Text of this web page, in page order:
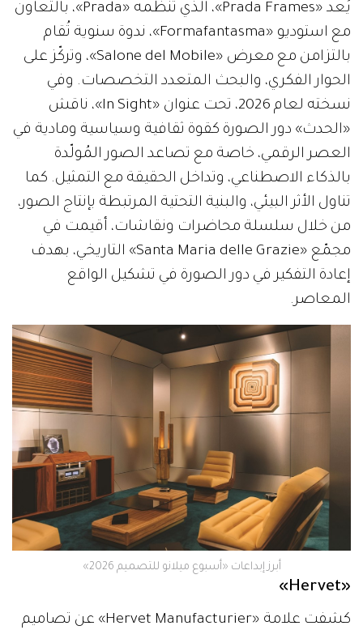
يُعد «Prada Frames»، الذي تنظّمه «Prada»، بالتعاون
مع استوديو «Formafantasma»، ندوة سنوية تُقام
بالتزامن مع معرض «Salone del Mobile»، وتركّز على
الحوار الفكري، والبحث المتعدد التخصصات. وفي
نسخته لعام 2026، تحت عنوان «In Sight»، ناقش
«الحدث» دور الصورة كقوة ثقافية وسياسية ومادية في
العصر الرقمي، خاصة مع تصاعد الصور المُولّدة
بالذكاء الاصطناعي، وتداخل الحقيقة مع التمثيل. كما
تناول الأثر البيئي، والبنية التحتية المرتبطة بإنتاج الصور،
من خلال سلسلة محاضرات ونقاشات، أقيمت في
مجمّع «Santa Maria delle Grazie» التاريخي، بهدف
إعادة التفكير في دور الصورة في تشكيل الواقع
المعاصر.
أبرز إبداعات «أسبوع ميلانو للتصميم 2026»
«Hervet»
كشفت علامة «Hervet Manufacturier» عن تصاميم